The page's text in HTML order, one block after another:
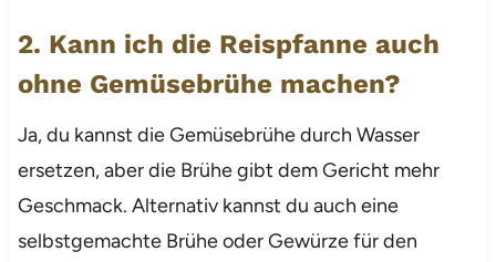
2. Kann ich die Reispfanne auch
ohne Gemüsebrühe machen?
Ja, du kannst die Gemüsebrühe durch Wasser
ersetzen, aber die Brühe gibt dem Gericht mehr
Geschmack. Alternativ kannst du auch eine
selbstgemachte Brühe oder Gewürze für den